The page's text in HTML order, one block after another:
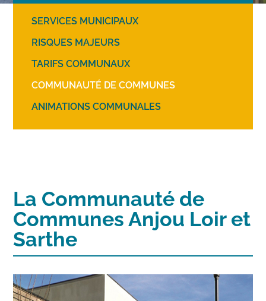
SERVICES MUNICIPAUX
RISQUES MAJEURS
TARIFS COMMUNAUX
COMMUNAUTÉ DE COMMUNES
ANIMATIONS COMMUNALES
La Communauté de
Communes Anjou Loir et
Sarthe